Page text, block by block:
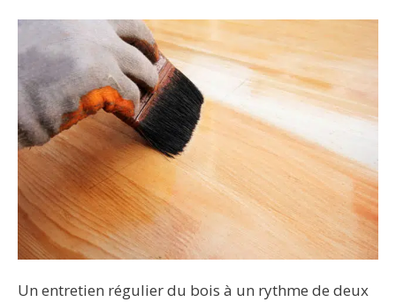
Un entretien régulier du bois à un rythme de deux